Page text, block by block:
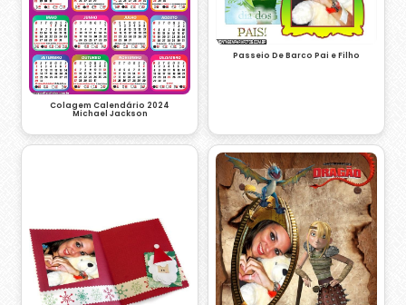
Colagem Calendário 2024
Michael Jackson
Passeio De Barco Pai e Filho